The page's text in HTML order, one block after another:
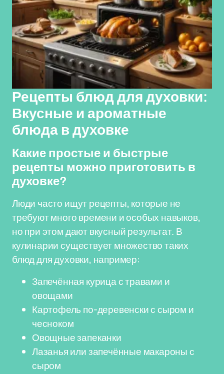
Рецепты блюд для духовки:
Вкусные и ароматные
блюда в духовке
Какие простые и быстрые
рецепты можно приготовить в
духовке?
Люди часто ищут рецепты, которые не
требуют много времени и особых навыков,
но при этом дают вкусный результат. В
кулинарии существует множество таких
блюд для духовки, например:
Запечённая курица с травами и
овощами
Картофель по-деревенски с сыром и
чесноком
Овощные запеканки
Лазанья или запечённые макароны с
сыром